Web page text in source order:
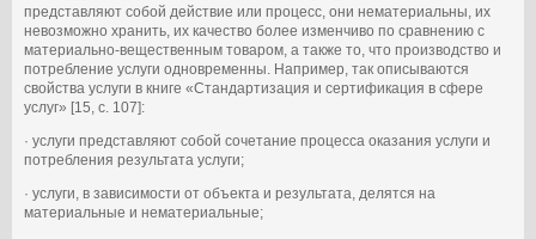
представляют собой действие или процесс, они нематериальны, их
невозможно хранить, их качество более изменчиво по сравнению с
материально-вещественным товаром, а также то, что производство и
потребление услуги одновременны. Например, так описываются
свойства услуги в книге «Стандартизация и сертификация в сфере
услуг» [15, с. 107]:
· услуги представляют собой сочетание процесса оказания услуги и
потребления результата услуги;
· услуги, в зависимости от объекта и результата, делятся на
материальные и нематериальные;